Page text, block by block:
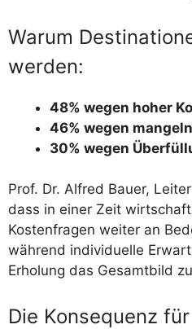
Warum
werden:
48% wegen hoher
46% wegen
30% wegen
Prof. Dr. Alfred Bauer,
dass in einer Zeit
Kostenfragen weiter an
während individuelle
Erholung das Gesamtbild
Die Konsequenz für